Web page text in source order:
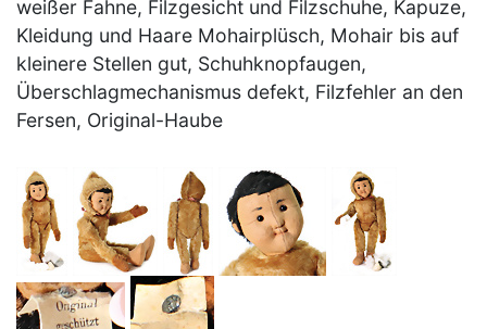
weißer Fahne, Filzgesicht und Filzschuhe, Kapuze,
Kleidung und Haare Mohairplüsch, Mohair bis auf
kleinere Stellen gut, Schuhknopfaugen,
Überschlagmechanismus defekt, Filzfehler an den
Fersen, Original-Haube